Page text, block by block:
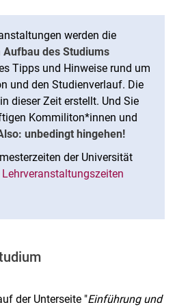
werden die
des Studiums
Tipps und Hinweise rund um
und den Studienverlauf. Die
dieser Zeit erstellt. Und Sie
Kommiliton*innen und
unbedingt hingehen!
der Universität
der Unterseite "Einführung und